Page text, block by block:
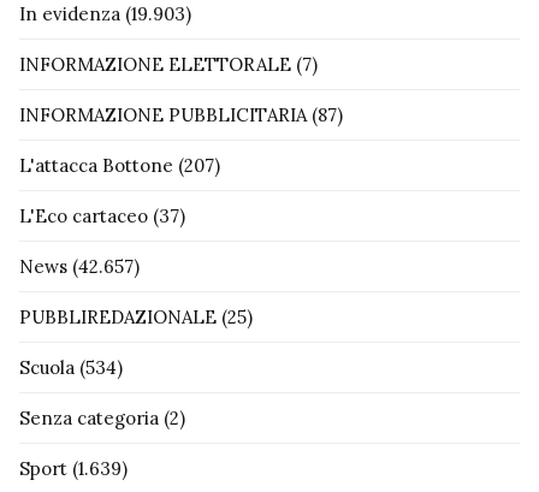
In evidenza (19.903)
INFORMAZIONE ELETTORALE (7)
INFORMAZIONE PUBBLICITARIA (87)
L'attacca Bottone (207)
L'Eco cartaceo (37)
News (42.657)
PUBBLIREDAZIONALE (25)
Scuola (534)
Senza categoria (2)
Sport (1.639)